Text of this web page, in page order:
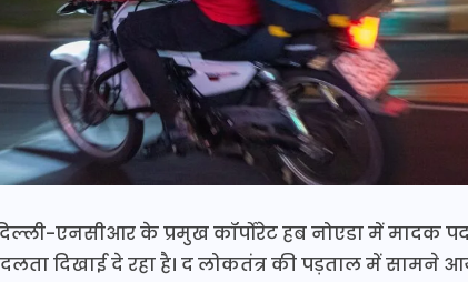
एनसीआर के प्रमुख कॉर्पोरेट हब नोएडा में मादक
दिखाई दे रहा है। द लोकतंत्र की पड़ताल में सामने